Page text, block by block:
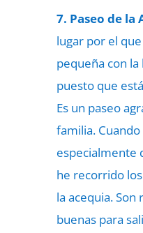
7. Paseo de la
lugar por el
pequeña con la
puesto que
Es un paseo
familia.
especialmente
he recorrido
la acequia.
buenas para